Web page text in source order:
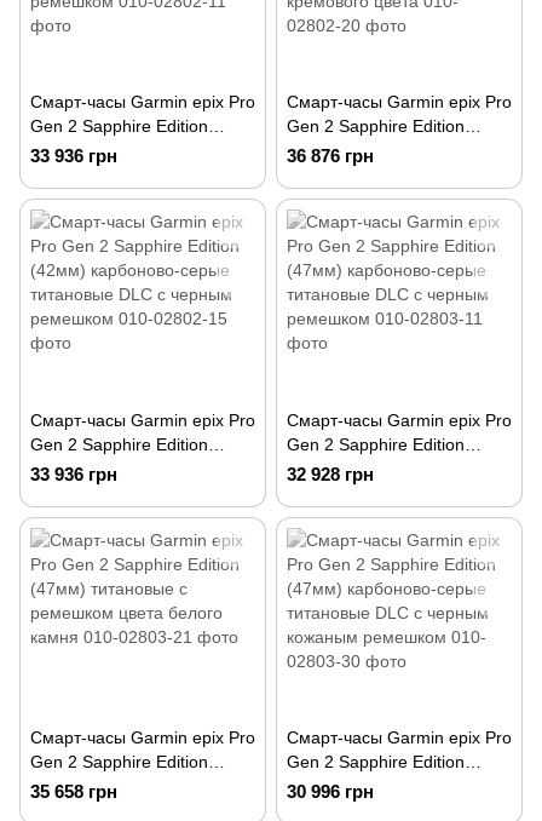
Смарт-часы Garmin epix Pro
Gen 2 Sapphire Edition
(42мм) нежно-золотистый
ремешком
33 936 грн
Смарт-часы Garmin epix Pro
Gen 2 Sapphire Edition
(42мм) нежно-золотистый с
кремового цвета
36 876 грн
Смарт-часы Garmin epix Pro
Gen 2 Sapphire Edition
(42мм) карбоново-серые
ремешком
33 936 грн
Смарт-часы Garmin epix Pro
Gen 2 Sapphire Edition
(47мм) карбоново-серые
ремешком
32 928 грн
Смарт-часы Garmin epix Pro
Gen 2 Sapphire Edition
(47мм) титановые с
35 658 грн
Смарт-часы Garmin epix Pro
Gen 2 Sapphire Edition
(47мм) карбоново-серые
30 996 грн